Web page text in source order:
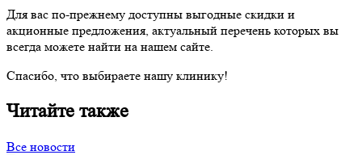
Для вас по-прежнему доступны выгодные скидки и
акционные предложения, актуальный перечень которых вы
всегда можете найти на нашем сайте.
Спасибо, что выбираете нашу клинику!
Читайте также
Все новости